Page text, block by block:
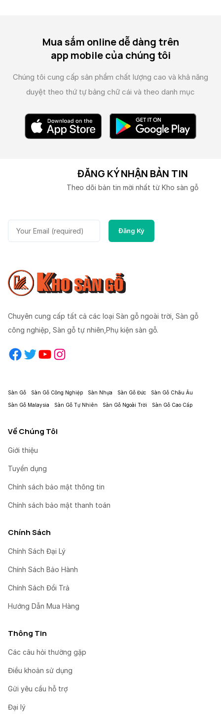
Mua sắm online dễ dàng trên
app mobile của chúng tôi
Chúng tôi cung cấp sản phẩm chất lượng cao và khả năng
duyệt theo thứ tự bảng chữ cái và theo danh mục
ĐĂNG KÝ NHẬN BẢN TIN
Theo dõi bản tin mời nhất từ Kho sàn gỗ
Chuyên cung cấp tất cả các loại Sàn gỗ ngoài trời, Sàn gỗ
công nghiệp, Sàn gỗ tự nhiên,Phụ kiện sàn gỗ.
Facebook Twitter YouTube Instagram
Sàn Gỗ Sàn Gỗ Công Nghiệp Sàn Nhựa Sàn Gỗ Đức Sàn Gỗ Châu Âu
Sàn Gỗ Malaysia Sàn Gỗ Tự Nhiên Sàn Gỗ Ngoài Trời Sàn Gỗ Cao Cấp
Về Chúng Tôi
Giới thiệu
Tuyển dụng
Chính sách bảo mật thông tin
Chính sách bảo mật thanh toán
Chính Sách
Chính Sách Đại Lý
Chính Sách Bảo Hành
Chính Sách Đổi Trả
Hướng Dẫn Mua Hàng
Thông Tin
Các câu hỏi thường gặp
Điều khoản sử dụng
Gửi yêu cầu hỗ trợ
Đại lý